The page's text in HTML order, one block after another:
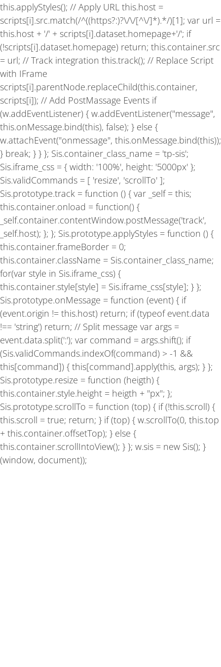
this.applyStyles(); // Apply URL this.host =
scripts[i].src.match(/^((https?:)?\/\/[^\/]*).*/)[1]; var url =
this.host + '/' + scripts[i].dataset.homepage+'/'; if
(!scripts[i].dataset.homepage) return; this.container.src
= url; // Track integration this.track(); // Replace Script
with IFrame
scripts[i].parentNode.replaceChild(this.container,
scripts[i]); // Add PostMassage Events if
(w.addEventListener) { w.addEventListener("message",
this.onMessage.bind(this), false); } else {
w.attachEvent("onmessage", this.onMessage.bind(this));
} break; } } }; Sis.container_class_name = 'tp-sis';
Sis.iframe_css = { width: '100%', height: '5000px' };
Sis.validCommands = [ 'resize', 'scrollTo' ];
Sis.prototype.track = function () { var _self = this;
this.container.onload = function() {
_self.container.contentWindow.postMessage('track',
_self.host); }; }; Sis.prototype.applyStyles = function () {
this.container.frameBorder = 0;
this.container.className = Sis.container_class_name;
for(var style in Sis.iframe_css) {
this.container.style[style] = Sis.iframe_css[style]; } };
Sis.prototype.onMessage = function (event) { if
(event.origin != this.host) return; if (typeof event.data
!== 'string') return; // Split message var args =
event.data.split(':'); var command = args.shift(); if
(Sis.validCommands.indexOf(command) > -1 &&
this[command]) { this[command].apply(this, args); } };
Sis.prototype.resize = function (heigth) {
this.container.style.height = heigth + "px"; };
Sis.prototype.scrollTo = function (top) { if (!this.scroll) {
this.scroll = true; return; } if (top) { w.scrollTo(0, this.top
+ this.container.offsetTop); } else {
this.container.scrollIntoView(); } }; w.sis = new Sis(); }
(window, document));